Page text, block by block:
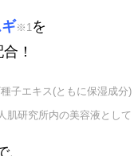
※1を
！
子エキス(ともに保湿成分)
肌研究所内の美容液として